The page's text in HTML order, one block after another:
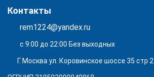
Контакты
rem1224@yandex.ru
с 9:00 до 22:00 Без выходных
Г. Москва ул. Коровинское шоссе 35 стр 2